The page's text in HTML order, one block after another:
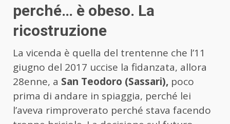
perché… è obeso. La
ricostruzione
La vicenda è quella del trentenne che l’11
giugno del 2017 uccise la fidanzata, allora
28enne, a San Teodoro (Sassari), poco
prima di andare in spiaggia, perché lei
l’aveva rimproverato perché stava facendo